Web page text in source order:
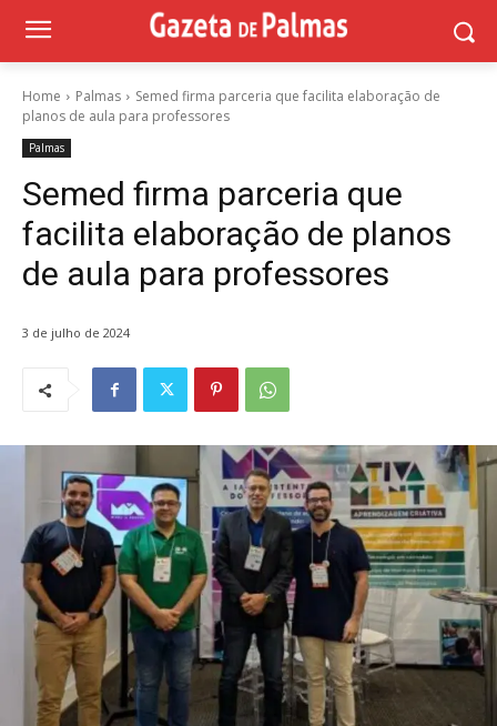
Home Palmas
Semed firma parceria que facilita elaboração de
planos de aula para professores
Palmas
Semed firma parceria que
facilita elaboração de planos
de aula para professores
3 de julho de 2024